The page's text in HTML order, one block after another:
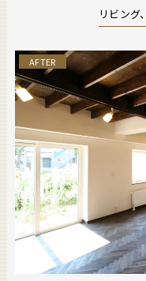
リビング
AFTER